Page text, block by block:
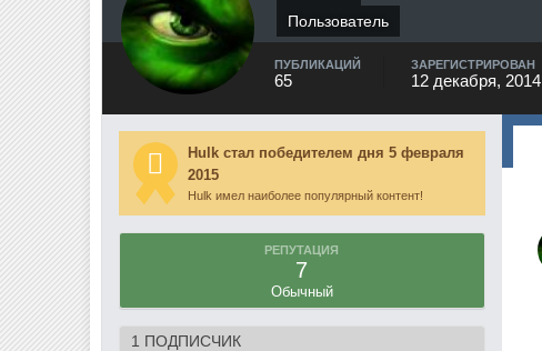
Пользователь
ПУБЛИКАЦИЙ
65
ЗАРЕГИСТРИРОВАН
12 декабря, 2014
Hulk стал победителем дня 5 февраля
2015
Hulk имел наиболее популярный контент!
РЕПУТАЦИЯ
7
Обычный
1 ПОДПИСЧИК